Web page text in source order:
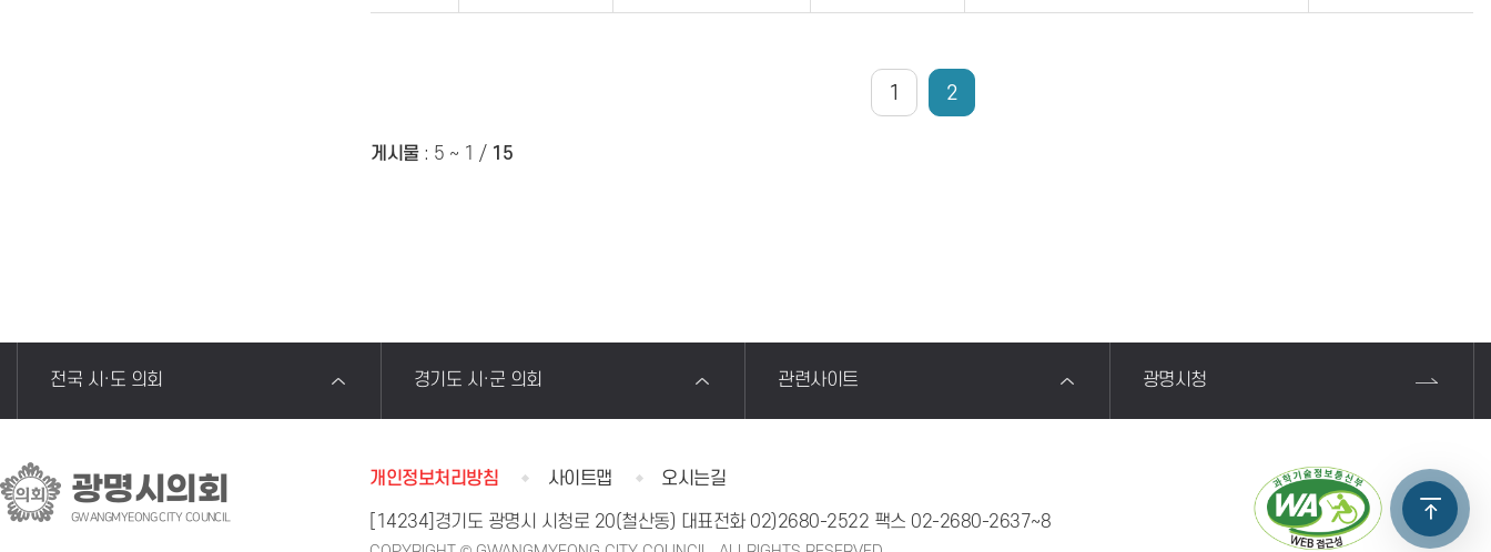
1 2
게시물: 5 ~ 1 / 15
전국 시·도 의회 경기도 시·군 의회 관련사이트 광명시청
광명시의회
GWANGMYEONG CITY COUNCIL
개인정보처리방침 사이트맵 오시는길
[14234]경기도 광명시 시청로 20(철산동) 대표전화 02)2680-2522 팩스 02-2680-2637~8